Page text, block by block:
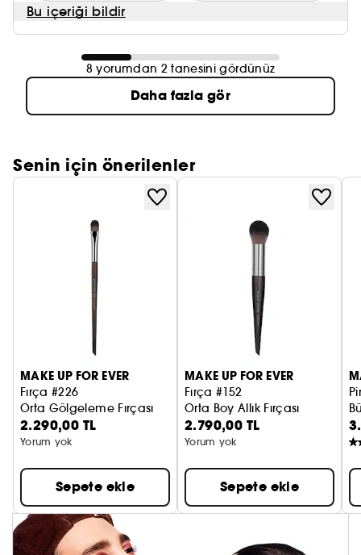
Bu içeriği bildir
8 yorumdan 2 tanesini gördünüz
Daha fazla gör
Senin için önerilenler
MAKE UP FOR EVER
Fırça #226
Orta Gölgeleme Fırçası
2.290,00 TL
Yorum yok
Sepete ekle
MAKE UP FOR EVER
Fırça #152
Orta Boy Allık Fırçası
2.790,00 TL
Yorum yok
Sepete ekle